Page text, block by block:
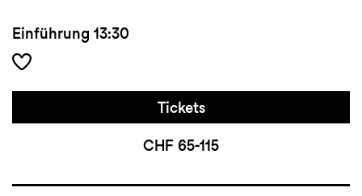
Einführung 13:30
Tickets
CHF 65-115